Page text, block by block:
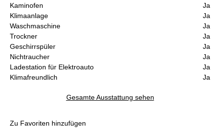
Kaminofen
Ja
Klimaanlage
Ja
Waschmaschine
Ja
Trockner
Ja
Geschirrspüler
Ja
Nichtraucher
Ja
Ladestation für Elektroauto
Ja
Klimafreundlich
Ja
Gesamte Ausstattung sehen
Zu Favoriten hinzufügen